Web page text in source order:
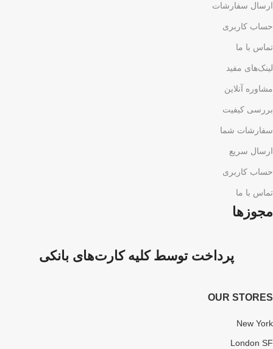
ارسال سفارشات
حساب کاربری
تماس با ما
لینک‌های مفید
مشاوره آنلاین
بررسی کیفیت
سفارشات شما
ارسال سریع
حساب کاربری
تماس با ما
مجوزها
پرداخت توسط کلیه کارت‌های بانکی
OUR STORES
New York
London SF